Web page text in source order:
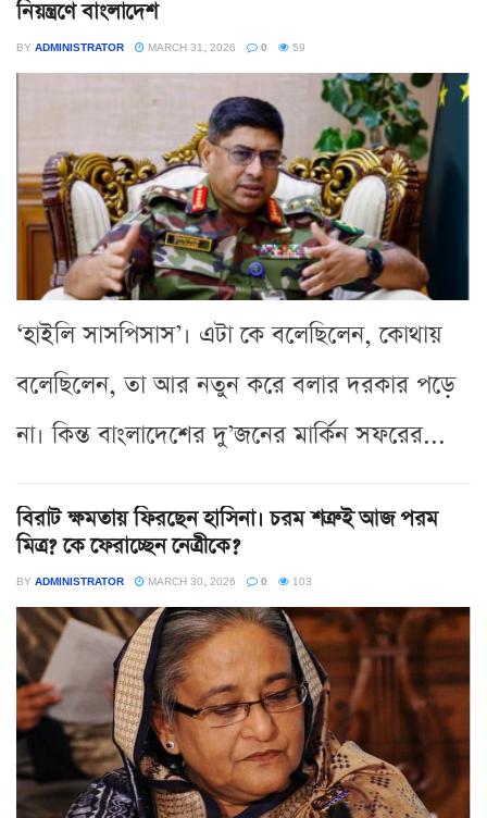
নিয়ন্ত্রণে বাংলাদেশ
BY ADMINISTRATOR MARCH 31, 2026 0 59
‘হাইলি সাসপিসাস’। এটা কে বলেছিলেন, কোথায়
বলেছিলেন, তা আর নতুন করে বলার দরকার পড়ে
না। কিন্ত বাংলাদেশের দু’জনের মার্কিন সফরের...
বিরাট ক্ষমতায় ফিরছেন হাসিনা। চরম শত্রুই আজ পরম
মিত্র? কে ফেরাচ্ছেন নেত্রীকে?
BY ADMINISTRATOR MARCH 30, 2026 0 103